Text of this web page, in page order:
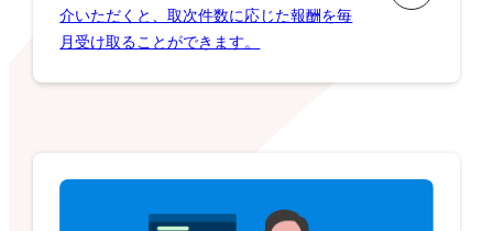
介いただくと、取次件数に応じた報酬を毎
月受け取ることができます。